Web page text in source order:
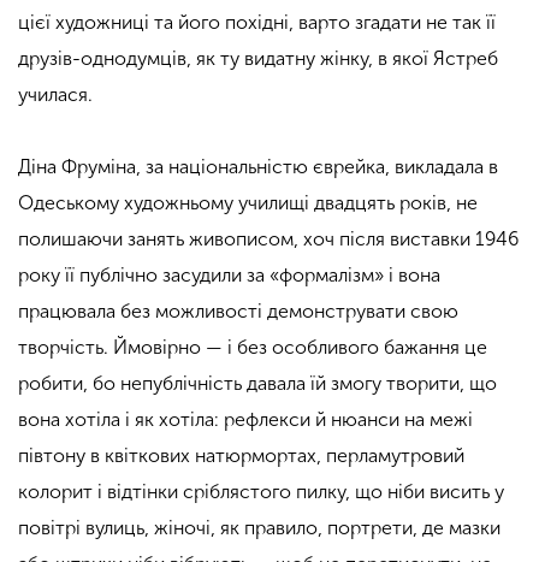
цієї художниці та його похідні, варто згадати не так її
друзів-однодумців, як ту видатну жінку, в якої Ястреб
училася.
Діна Фруміна, за національністю єврейка, викладала в
Одеському художньому училищі двадцять років, не
полишаючи занять живописом, хоч після виставки 1946
року її публічно засудили за «формалізм» і вона
працювала без можливості демонструвати свою
творчість. Ймовірно — і без особливого бажання це
робити, бо непублічність давала їй змогу творити, що
вона хотіла і як хотіла: рефлекси й нюанси на межі
півтону в квіткових натюрмортах, перламутровий
колорит і відтінки сріблястого пилку, що ніби висить у
повітрі вулиць, жіночі, як правило, портрети, де мазки